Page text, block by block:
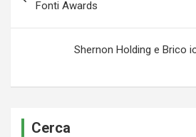
Fonti Awards
Shernon Holding e Brico
Cerca